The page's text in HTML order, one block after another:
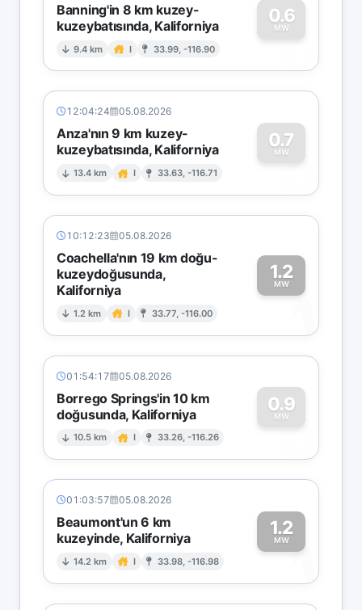
Banning'in 8 km kuzey-
kuzeybatısında, Kaliforniya
9.4 km I 33.99, -116.90
0.6
MW
0
12:04:24 05.08.2026
Anza'nın 9 km kuzey-
kuzeybatısında, Kaliforniya
13.4 km I 33.63, -116.71
0.7
MW
0
10:12:23 05.08.2026
Coachella'nın 19 km doğu-
kuzeydoğusunda,
Kaliforniya
1.2 km I 33.77, -116.00
1.2
MW
1
01:54:17 05.08.2026
Borrego Springs'in 10 km
doğusunda, Kaliforniya
10.5 km I 33.26, -116.26
0.9
MW
0
01:03:57 05.08.2026
Beaumont'un 6 km
kuzeyinde, Kaliforniya
14.2 km I 33.98, -116.98
1.2
MW1